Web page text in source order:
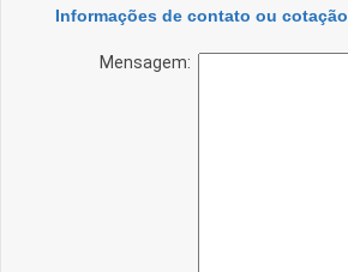
Informações de contato ou cotação
Mensagem: